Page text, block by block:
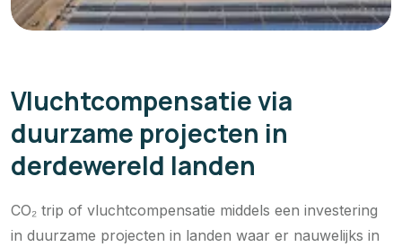
Vluchtcompensatie via
duurzame projecten in
derdewereld landen
CO₂ trip of vluchtcompensatie middels een investering
in duurzame projecten in landen waar er nauwelijks in